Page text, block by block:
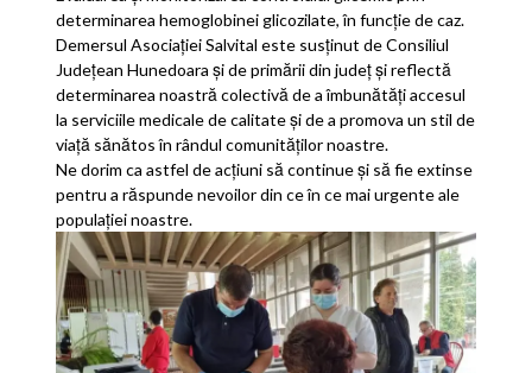
determinarea hemoglobinei glicozilate, în funcție de caz.
Demersul Asociației Salvital este susținut de Consiliul
Județean Hunedoara și de primării din județ și reflectă
determinarea noastră colectivă de a îmbunătăți accesul
la serviciile medicale de calitate și de a promova un stil de
viață sănătos în rândul comunităților noastre.
Ne dorim ca astfel de acțiuni să continue și să fie extinse
pentru a răspunde nevoilor din ce în ce mai urgente ale
populației noastre.